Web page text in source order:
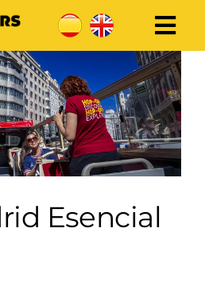
Esencial